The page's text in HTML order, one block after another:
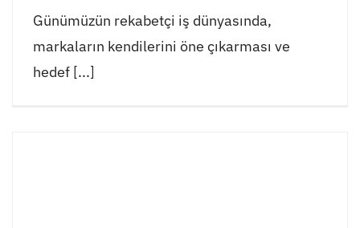
Günümüzün rekabetçi iş dünyasında,
markaların kendilerini öne çıkarması ve
hedef [...]